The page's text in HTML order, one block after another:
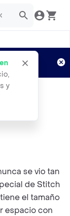
y
TyC
se vio tan
de Stitch
el tamaño
espacio con